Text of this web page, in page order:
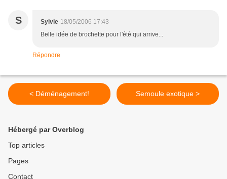
S Sylvie 18/05/2006 17:43
Belle idée de brochette pour l'été qui arrive...
Répondre
< Déménagement! Semoule exotique >
Hébergé par Overblog
Top articles
Pages
Contact